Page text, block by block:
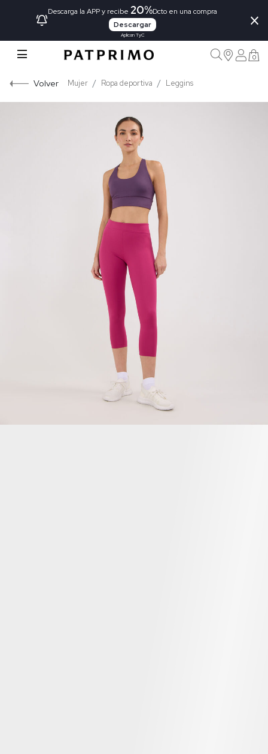
Descarga la APP y recibe 20%Dcto en una compra
Descargar
Aplican TyC
×
0
Volver Mujer Ropa deportiva Leggins